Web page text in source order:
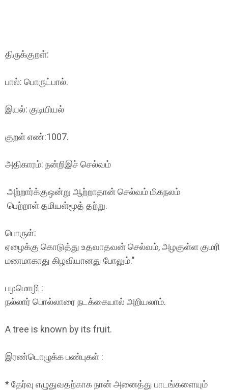
திருக்குறள்:
பால்: பொருட்பால்.
இயல்: குடியியல்
குறள் எண்:1007.
அதிகாரம்: நன்றிஇச் செல்வம்
அற்றார்க்குஒன்று ஆற்றாதான் செல்வம் மிகநலம்
பெற்றாள் தமியள்மூத் தற்று.
பொருள்:
ஏழைக்கு கொடுத்து உதவாதவன் செல்வம், அழகுள்ள குமரி
மணமாகாது கிழவியானது போலும்."
பழமொழி :
நல்லார் பொல்லாரை நடக்கையால் அறியலாம்.
A tree is known by its fruit.
இரண்டொழுக்க பண்புகள் :
* தேர்வு எழுதுவதற்காக நான் அனைத்து பாடங்களையும்